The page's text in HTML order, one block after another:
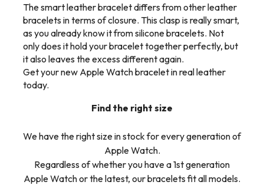
The smart leather bracelet differs from other leather
bracelets in terms of closure. This clasp is really smart,
as you already know it from silicone bracelets. Not
only does it hold your bracelet together perfectly, but
it also leaves the excess different again.
Get your new Apple Watch bracelet in real leather
today.
Find the right size
We have the right size in stock for every generation of
Apple Watch.
Regardless of whether you have a 1st generation
Apple Watch or the latest, our bracelets fit all models.